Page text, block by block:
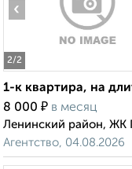
2/2
‹
1-к квартира, на
8 000 ₽ в месяц
Ленинский район, ЖК
Агентство, 04.08.2026